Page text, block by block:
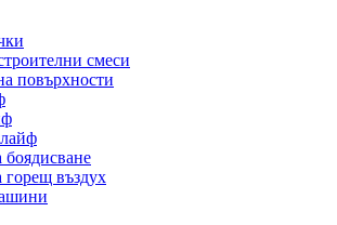
смеси
повърхности
боядисване
горещ въздух